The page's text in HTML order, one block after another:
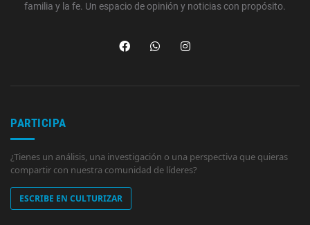
familia y la fe. Un espacio de opinión y noticias con propósito.
PARTICIPA
¿Tienes un análisis, una investigación o una perspectiva que quieras
compartir con nuestra comunidad de líderes?
ESCRIBE EN CULTURIZAR